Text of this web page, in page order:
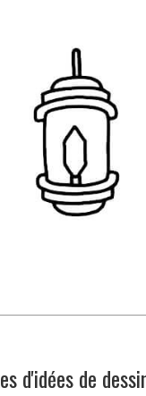
d'idées de